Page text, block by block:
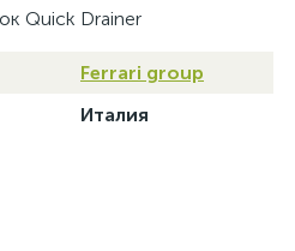
Quick Drainer
Ferrari group
Италия